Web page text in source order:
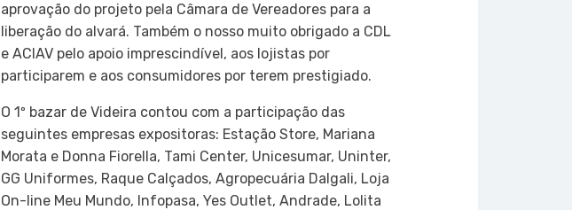
aprovação do projeto pela Câmara de Vereadores para a
liberação do alvará. Também o nosso muito obrigado a CDL
e ACIAV pelo apoio imprescindível, aos lojistas por
participarem e aos consumidores por terem prestigiado.
O 1º bazar de Videira contou com a participação das
seguintes empresas expositoras: Estação Store, Mariana
Morata e Donna Fiorella, Tami Center, Unicesumar, Uninter,
GG Uniformes, Raque Calçados, Agropecuária Dalgali, Loja
On-line Meu Mundo, Infopasa, Yes Outlet, Andrade, Lolita